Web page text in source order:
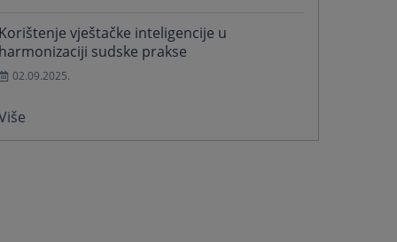
Korištenje vještačke inteligencije u
harmonizaciji sudske prakse
02.09.2025.